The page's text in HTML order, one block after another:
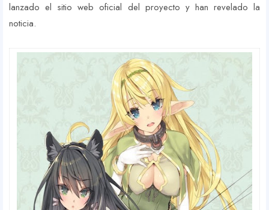
lanzado el sitio web oficial del proyecto y han revelado la
noticia.